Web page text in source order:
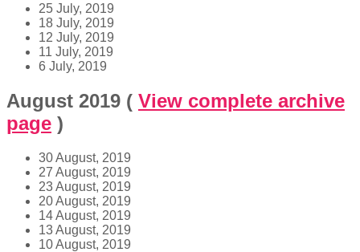
25 July, 2019
18 July, 2019
12 July, 2019
11 July, 2019
6 July, 2019
August 2019 ( View complete archive
page )
30 August, 2019
27 August, 2019
23 August, 2019
20 August, 2019
14 August, 2019
13 August, 2019
10 August, 2019